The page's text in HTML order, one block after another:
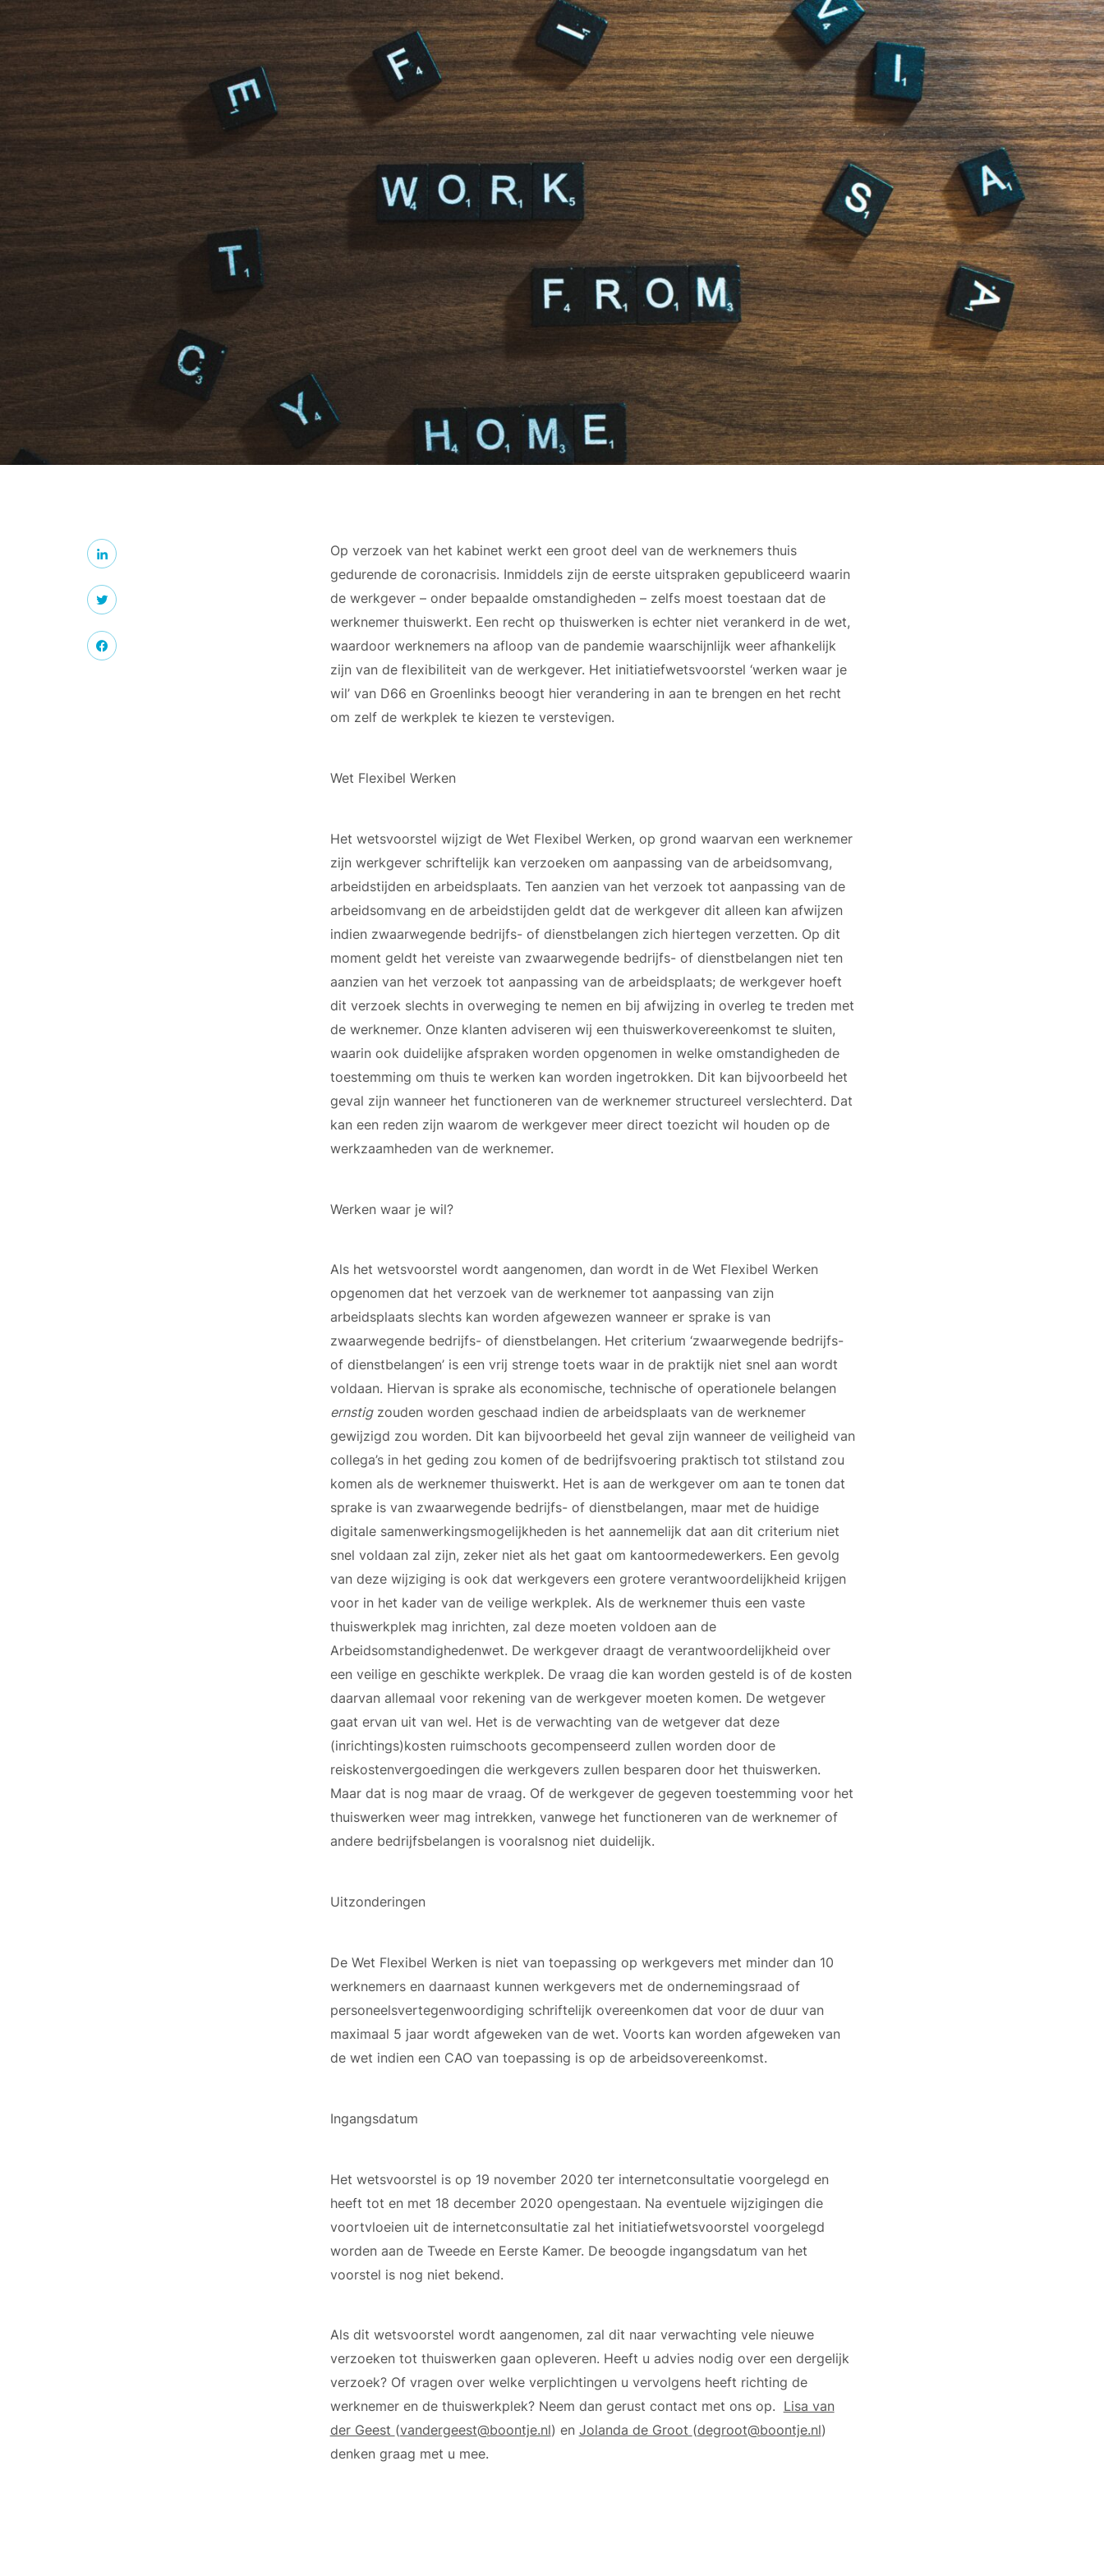
Op verzoek van het kabinet werkt een groot deel van de werknemers thuis
gedurende de coronacrisis. Inmiddels zijn de eerste uitspraken gepubliceerd waarin
de werkgever – onder bepaalde omstandigheden – zelfs moest toestaan dat de
werknemer thuiswerkt. Een recht op thuiswerken is echter niet verankerd in de wet,
waardoor werknemers na afloop van de pandemie waarschijnlijk weer afhankelijk
zijn van de flexibiliteit van de werkgever. Het initiatiefwetsvoorstel ‘werken waar je
wil’ van D66 en Groenlinks beoogt hier verandering in aan te brengen en het recht
om zelf de werkplek te kiezen te verstevigen.
Wet Flexibel Werken
Het wetsvoorstel wijzigt de Wet Flexibel Werken, op grond waarvan een werknemer
zijn werkgever schriftelijk kan verzoeken om aanpassing van de arbeidsomvang,
arbeidstijden en arbeidsplaats. Ten aanzien van het verzoek tot aanpassing van de
arbeidsomvang en de arbeidstijden geldt dat de werkgever dit alleen kan afwijzen
indien zwaarwegende bedrijfs- of dienstbelangen zich hiertegen verzetten. Op dit
moment geldt het vereiste van zwaarwegende bedrijfs- of dienstbelangen niet ten
aanzien van het verzoek tot aanpassing van de arbeidsplaats; de werkgever hoeft
dit verzoek slechts in overweging te nemen en bij afwijzing in overleg te treden met
de werknemer. Onze klanten adviseren wij een thuiswerkovereenkomst te sluiten,
waarin ook duidelijke afspraken worden opgenomen in welke omstandigheden de
toestemming om thuis te werken kan worden ingetrokken. Dit kan bijvoorbeeld het
geval zijn wanneer het functioneren van de werknemer structureel verslechterd. Dat
kan een reden zijn waarom de werkgever meer direct toezicht wil houden op de
werkzaamheden van de werknemer.
Werken waar je wil?
Als het wetsvoorstel wordt aangenomen, dan wordt in de Wet Flexibel Werken
opgenomen dat het verzoek van de werknemer tot aanpassing van zijn
arbeidsplaats slechts kan worden afgewezen wanneer er sprake is van
zwaarwegende bedrijfs- of dienstbelangen. Het criterium ‘zwaarwegende bedrijfs-
of dienstbelangen’ is een vrij strenge toets waar in de praktijk niet snel aan wordt
voldaan. Hiervan is sprake als economische, technische of operationele belangen
ernstigzouden worden geschaad indien de arbeidsplaats van de werknemer
gewijzigd zou worden. Dit kan bijvoorbeeld het geval zijn wanneer de veiligheid van
collega’s in het geding zou komen of de bedrijfsvoering praktisch tot stilstand zou
komen als de werknemer thuiswerkt. Het is aan de werkgever om aan te tonen dat
sprake is van zwaarwegende bedrijfs- of dienstbelangen, maar met de huidige
digitale samenwerkingsmogelijkheden is het aannemelijk dat aan dit criterium niet
snel voldaan zal zijn, zeker niet als het gaat om kantoormedewerkers. Een gevolg
van deze wijziging is ook dat werkgevers een grotere verantwoordelijkheid krijgen
voor in het kader van de veilige werkplek. Als de werknemer thuis een vaste
thuiswerkplek mag inrichten, zal deze moeten voldoen aan de
Arbeidsomstandighedenwet. De werkgever draagt de verantwoordelijkheid over
een veilige en geschikte werkplek. De vraag die kan worden gesteld is of de kosten
daarvan allemaal voor rekening van de werkgever moeten komen. De wetgever
gaat ervan uit van wel. Het is de verwachting van de wetgever dat deze
(inrichtings)kosten ruimschoots gecompenseerd zullen worden door de
reiskostenvergoedingen die werkgevers zullen besparen door het thuiswerken.
Maar dat is nog maar de vraag. Of de werkgever de gegeven toestemming voor het
thuiswerken weer mag intrekken, vanwege het functioneren van de werknemer of
andere bedrijfsbelangen is vooralsnog niet duidelijk.
Uitzonderingen
De Wet Flexibel Werken is niet van toepassing op werkgevers met minder dan 10
werknemers en daarnaast kunnen werkgevers met de ondernemingsraad of
personeelsvertegenwoordiging schriftelijk overeenkomen dat voor de duur van
maximaal 5 jaar wordt afgeweken van de wet. Voorts kan worden afgeweken van
de wet indien een CAO van toepassing is op de arbeidsovereenkomst.
Ingangsdatum
Het wetsvoorstel is op 19 november 2020 ter internetconsultatie voorgelegd en
heeft tot en met 18 december 2020 opengestaan. Na eventuele wijzigingen die
voortvloeien uit de internetconsultatie zal het initiatiefwetsvoorstel voorgelegd
worden aan de Tweede en Eerste Kamer. De beoogde ingangsdatum van het
voorstel is nog niet bekend.
Als dit wetsvoorstel wordt aangenomen, zal dit naar verwachting vele nieuwe
verzoeken tot thuiswerken gaan opleveren. Heeft u advies nodig over een dergelijk
verzoek? Of vragen over welke verplichtingen u vervolgens heeft richting de
werknemer en de thuiswerkplek? Neem dan gerust contact met ons op. Lisa van
der Geest (vandergeest@boontje.nl) en Jolanda de Groot (degroot@boontje.nl)
denken graag met u mee.